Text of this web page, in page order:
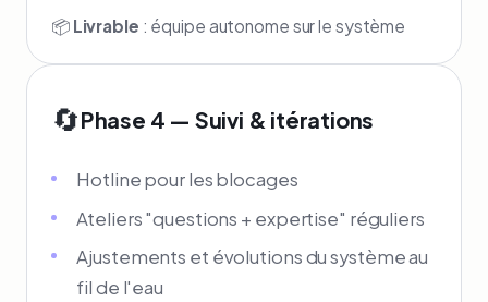
📦 Livrable : équipe autonome sur le système
🔄Phase 4 — Suivi & itérations
Hotline pour les blocages
Ateliers "questions + expertise" réguliers
Ajustements et évolutions du système au
fil de l'eau